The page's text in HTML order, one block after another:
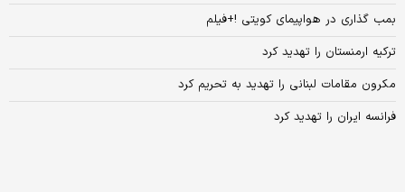
بمب گذاری در هواپیمای کویتی !+فیلم
ترکیه ارمنستان را تهدید کرد
مکرون مقامات لبنانی را تهدید به تحریم کرد
فرانسه ایران را تهدید کرد